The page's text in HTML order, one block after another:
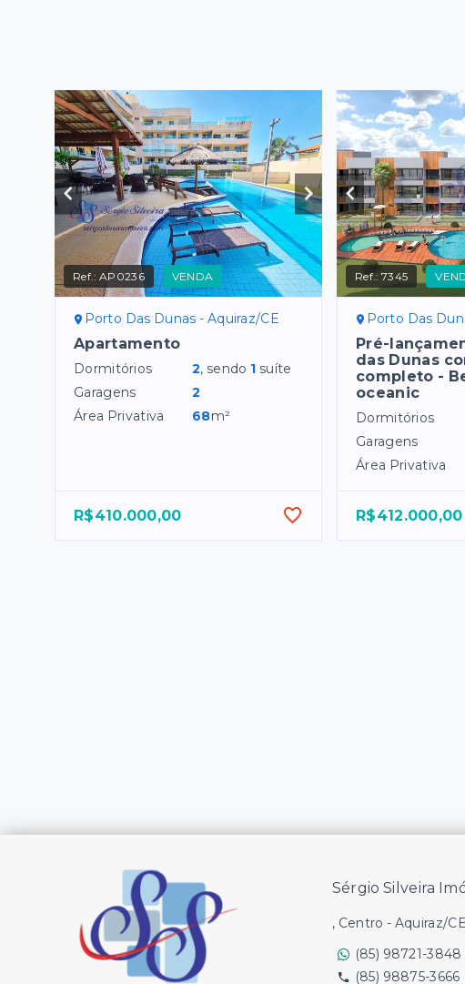
Ref.:AP0236 VENDA
Porto Das Dunas - Aquiraz/CE
Apartamento
Dormitórios 2, sendo 1 suíte
Garagens
2
Área Privativa
68m²
R$410.000,00
Ref.:7345
Porto Das
Pré-
das Dunas
completo -
oceanic
Dormitórios
Garagens
Área Privativa
R$412.000,00
Sérgio Silveira
, Centro - Aquiraz/
(85) 98721-3848
(85) 98875-3666